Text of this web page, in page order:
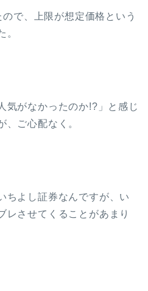
で、上限が想定価格という
。
気がなかったのか!?」と感じ
、ご心配なく。
ちよし証券なんですが、い
レさせてくることがあまり